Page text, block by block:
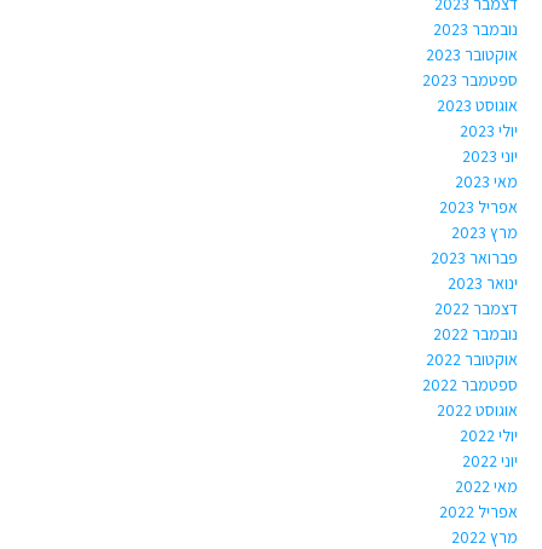
נובמבר 2023
אוקטובר 2023
ספטמבר 2023
אוגוסט 2023
יולי 2023
יוני 2023
מאי 2023
אפריל 2023
מרץ 2023
פברואר 2023
ינואר 2023
דצמבר 2022
נובמבר 2022
אוקטובר 2022
ספטמבר 2022
אוגוסט 2022
יולי 2022
יוני 2022
מאי 2022
אפריל 2022
מרץ 2022